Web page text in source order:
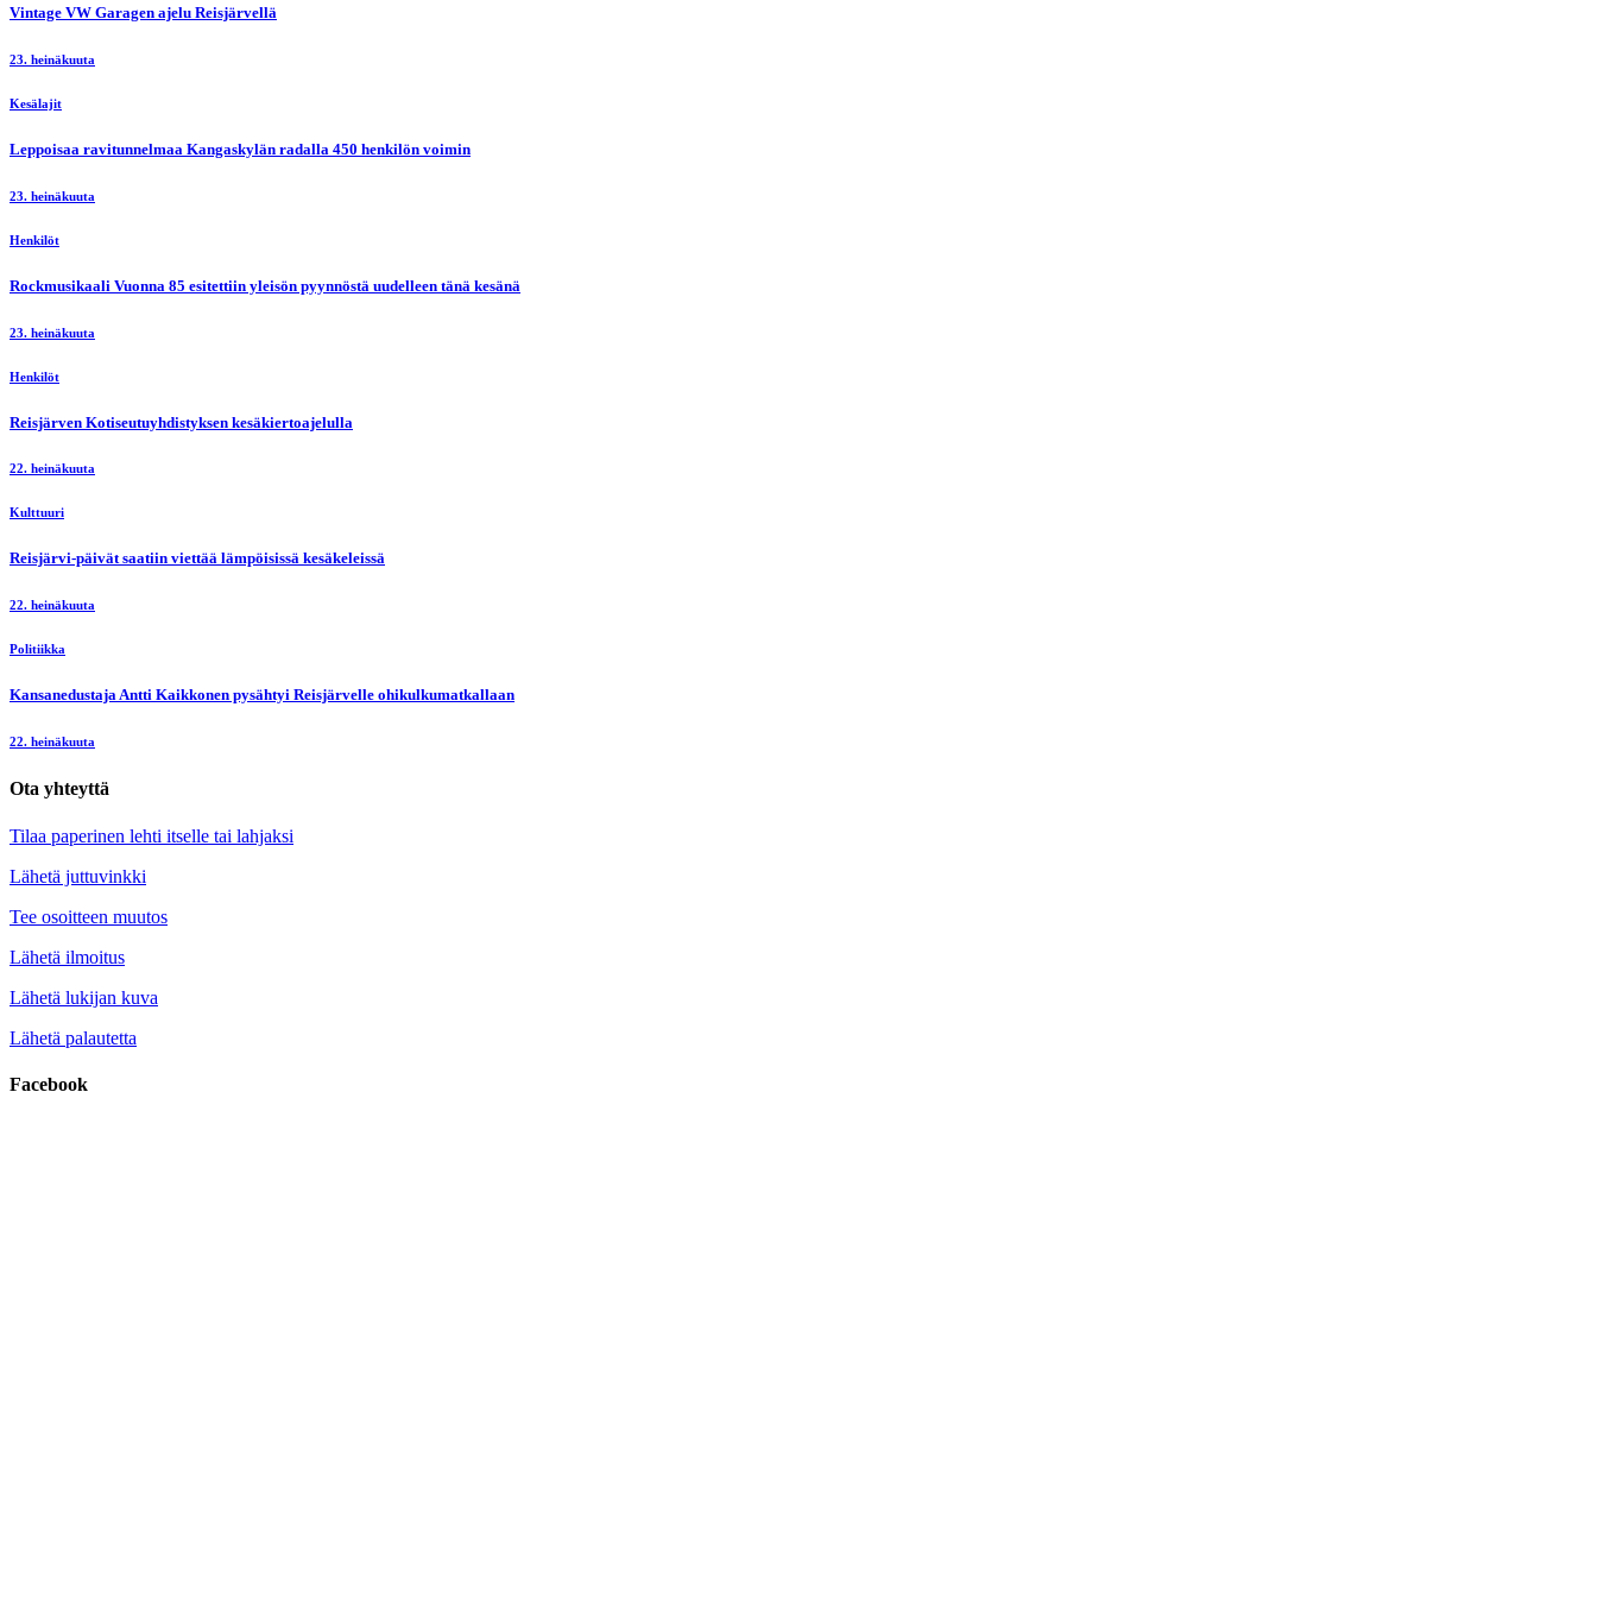
Vintage VW Garagen ajelu Reisjärvellä
23. heinäkuuta
Kesälajit
Leppoisaa ravitunnelmaa Kangaskylän radalla 450 henkilön voimin
23. heinäkuuta
Henkilöt
Rockmusikaali Vuonna 85 esitettiin yleisön pyynnöstä uudelleen tänä kesänä
23. heinäkuuta
Henkilöt
Reisjärven Kotiseutuyhdistyksen kesäkiertoajelulla
22. heinäkuuta
Kulttuuri
Reisjärvi-päivät saatiin viettää lämpöisissä kesäkeleissä
22. heinäkuuta
Politiikka
Kansanedustaja Antti Kaikkonen pysähtyi Reisjärvelle ohikulkumatkallaan
22. heinäkuuta
Ota yhteyttä
Tilaa paperinen lehti itselle tai lahjaksi
Lähetä juttuvinkki
Tee osoitteen muutos
Lähetä ilmoitus
Lähetä lukijan kuva
Lähetä palautetta
Facebook